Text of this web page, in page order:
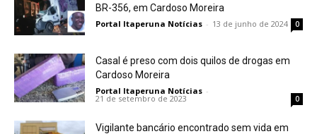
BR-356, em Cardoso Moreira
Portal Itaperuna Notícias - 13 de junho de 2024 0
Casal é preso com dois quilos de drogas em
Cardoso Moreira
Portal Itaperuna Notícias -
21 de setembro de 2023 0
Vigilante bancário encontrado sem vida em